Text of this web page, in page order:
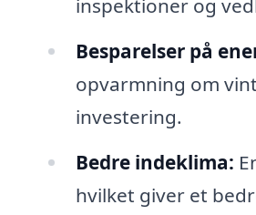
inspektioner og
Besparelser på
opvarmning om
investering.
Bedre indeklima:
hvilket giver et